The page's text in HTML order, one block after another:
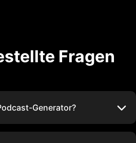
Fragen
Generator?